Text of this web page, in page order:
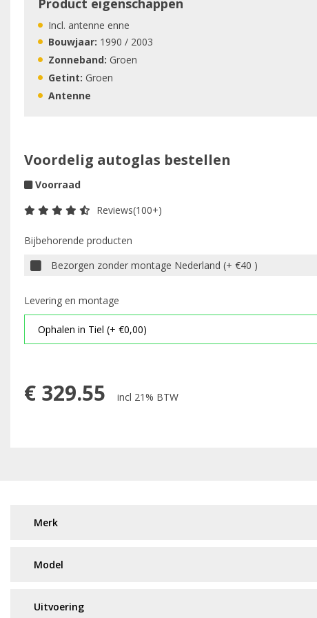
Product eigenschappen
Incl. antenne enne
Bouwjaar: 1990 / 2003
Zonneband: Groen
Getint: Groen
Antenne
Voordelig autoglas bestellen
Voorraad
Reviews(100+)
Bijbehorende producten
Bezorgen zonder montage Nederland (+ €40 )
Levering en montage
€ 329.55 incl 21% BTW